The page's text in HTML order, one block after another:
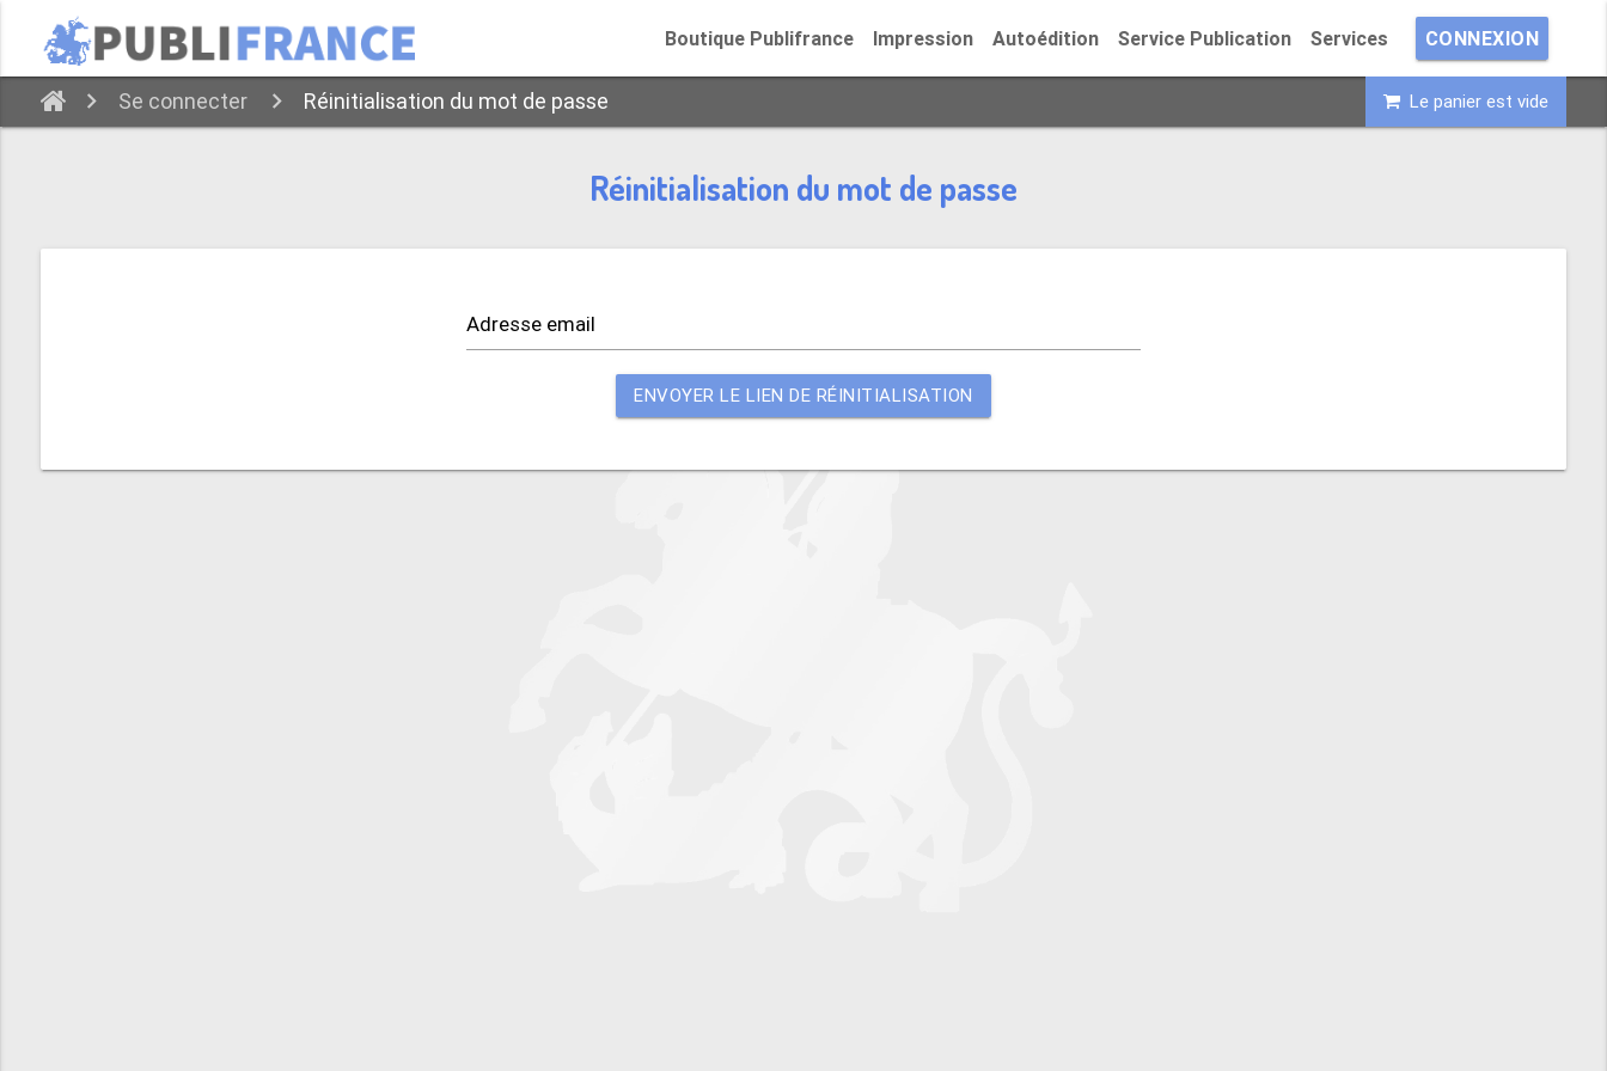
Boutique Publifrance Impression Autoédition Service Publication Services CONNEXION
Se connecter Réinitialisation du mot de passe Le panier est vide
Réinitialisation du mot de passe
Adresse email